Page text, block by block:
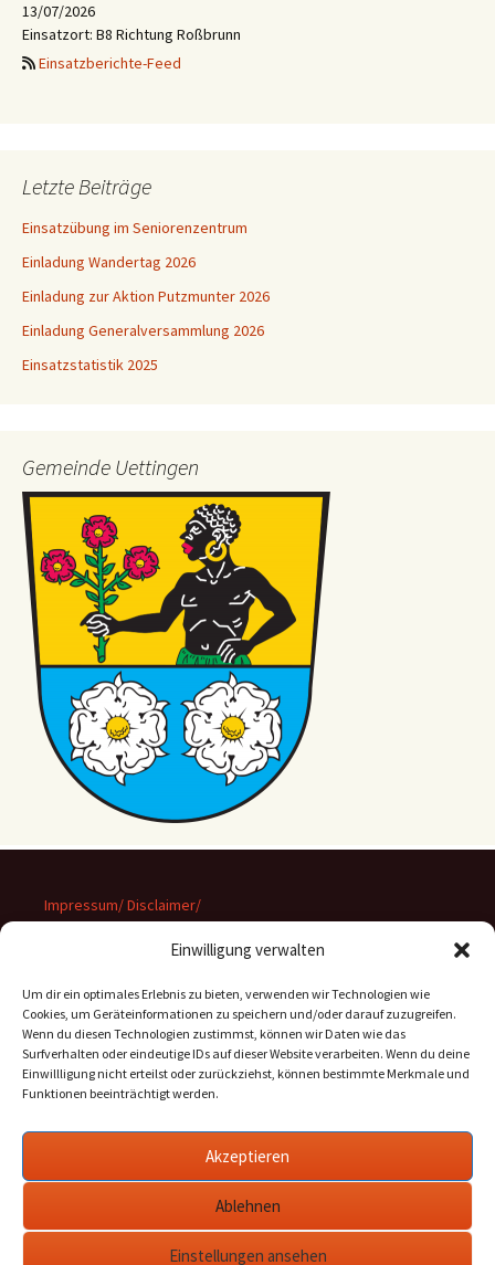
Einwilligung verwalten
Um dir ein optimales Erlebnis zu bieten, verwenden wir Technologien wie
Cookies, um Geräteinformationen zu speichern und/oder darauf zuzugreifen.
Wenn du diesen Technologien zustimmst, können wir Daten wie das
Surfverhalten oder eindeutige IDs auf dieser Website verarbeiten. Wenn du deine
Einwillligung nicht erteilst oder zurückziehst, können bestimmte Merkmale und
Funktionen beeinträchtigt werden.
Akzeptieren
Ablehnen
Einstellungen ansehen
13/07/2026
Einsatzort: B8 Richtung Roßbrunn
Einsatzberichte-Feed
Letzte Beiträge
Einsatzübung im Seniorenzentrum
Einladung Wandertag 2026
Einladung zur Aktion Putzmunter 2026
Einladung Generalversammlung 2026
Einsatzstatistik 2025
Gemeinde Uettingen
Impressum/ Disclaimer/
Datenschutz
Suchen
nach: